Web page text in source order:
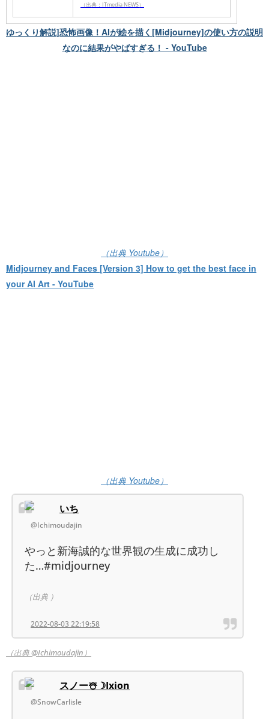
（出典：ITmedia NEWS）
ゆっくり解説]恐怖画像！AIが絵を描く[Midjourney]の使い方の説明
なのに結果がやばすぎる！ - YouTube
（出典 Youtube）
Midjourney and Faces [Version 3] How to get the best face in
your AI Art - YouTube
（出典 Youtube）
いち
@Ichimoudajin
やっと新海誠的な世界観の生成に成功し
た…#midjourney
（出典 ）
2022-08-03 22:19:58
（出典 @Ichimoudajin）
スノー☃️☽Ixion
@SnowCarlisle